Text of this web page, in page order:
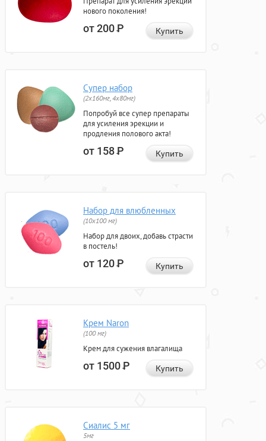
нового поколения!
от 200Р Купить
Супер набор
(2х160мг, 4х80мг)
Попробуй все супер препараты
для усиления эрекции и
продления полового акта!
от 158Р Купить
Набор для влюбленных
(10х100 мг)
Набор для двоих, добавь страсти
в постель!
от 120Р Купить
Крем Naron
(100 мг)
Крем для сужения влагалища
от 1500Р Купить
Сиалис 5 мг
5мг